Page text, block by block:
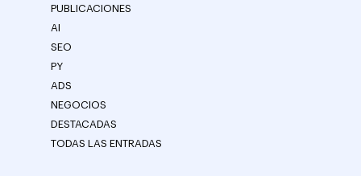
PUBLICACIONES
AI
SEO
PY
ADS
NEGOCIOS
DESTACADAS
TODAS LAS ENTRADAS